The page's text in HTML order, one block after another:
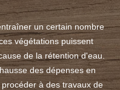
un certain nombre
végétations puissent
de la rétention d'eau.
des dépenses en
à des travaux de